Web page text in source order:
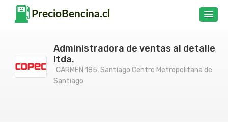
Administradora de ventas al detalle
ltda.
CARMEN 185, Santiago Centro Metropolitana de
Santiago